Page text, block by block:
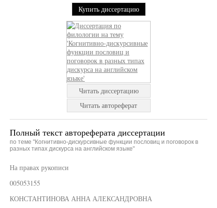
Купить диссертацию
Читать диссертацию
Читать автореферат
Полный текст автореферата диссертации
по теме "Когнитивно-дискурсивные функции пословиц и поговорок в
разных типах дискурса на английском языке"
На правах рукописи
005053155
КОНСТАНТИНОВА АННА АЛЕКСАНДРОВНА